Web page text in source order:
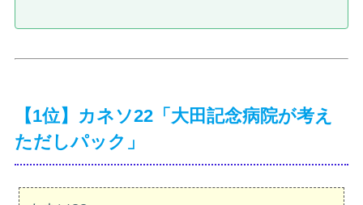
【1位】カネソ22「大田記念病院が考え
ただしパック」